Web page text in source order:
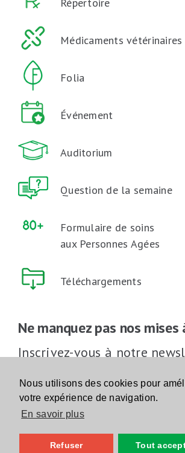
Nous utilisons des cookies pour
votre expérience de navigation.
En savoir plus
Refuser Tout
Médicaments vétérinaires
Folia
Événement
Auditorium
Question de la semaine
Formulaire de soins
aux Personnes Agées
Téléchargements
Ne manquez pas nos mises
Inscrivez-vous à notre
Inscrivez-vous
Suivez-nous sur les réseaux